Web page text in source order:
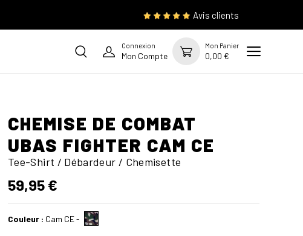
Avis clients
Connexion
Mon Compte
Mon Panier
0,00 €
CHEMISE DE COMBAT
UBAS FIGHTER CAM CE
Tee-Shirt / Débardeur / Chemisette
59,95 €
Couleur : Cam CE-